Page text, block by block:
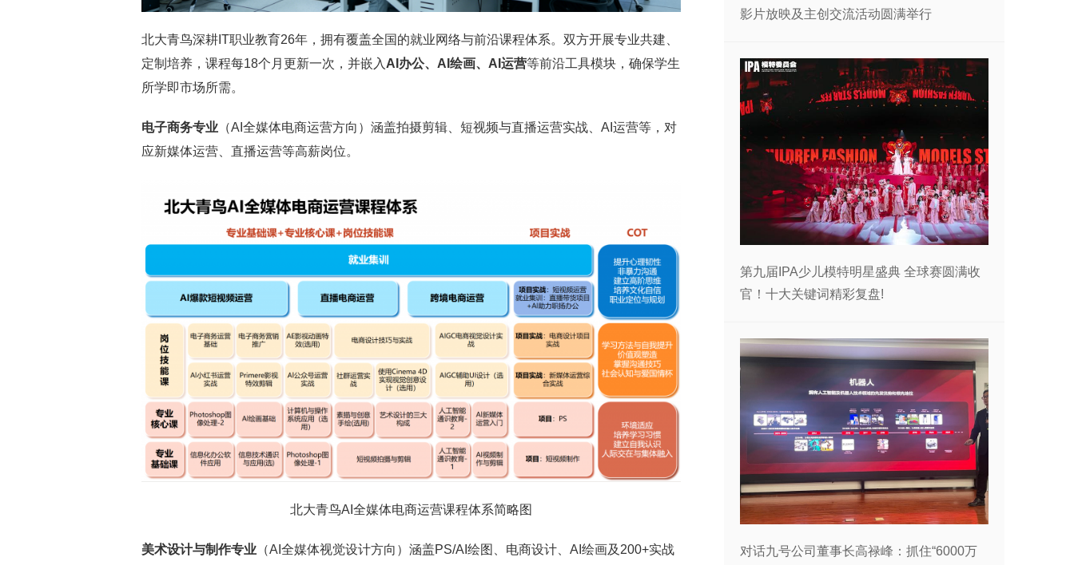
北大青鸟深耕IT职业教育26年，拥有覆盖全国的就业网络与前沿课程体系。双方开展专业共建、
定制培养，课程每18个月更新一次，并嵌入 AI办公、AI绘画、AI运营等前沿工具模块，确保学生
所学即市场所需。
电子商务专业 （AI全媒体电商运营方向）涵盖拍摄剪辑、短视频与直播运营实战、AI运营等，对
应新媒体运营、直播运营等高薪岗位。
北大青鸟AI全媒体电商运营课程体系简略图
美术设计与制作专业 （AI全媒体视觉设计方向）涵盖PS/AI绘图、电商设计、AI绘画及200+实战
影片放映及主创交流活动圆满举行
第九届IPA少儿模特明星盛典 全球赛圆满收
官！十大关键词精彩复盘!
对话九号公司董事长高禄峰：抓住“6000万